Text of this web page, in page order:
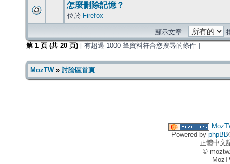
怎麼刪除記憶？
位於 Firefox
顯示文章 :
第 1 頁 (共 20 頁) [ 有超過 1000 筆資料符合您搜尋的條件 ]
MozTW» 討論區首頁
Powered by phpBB
正體中文
©